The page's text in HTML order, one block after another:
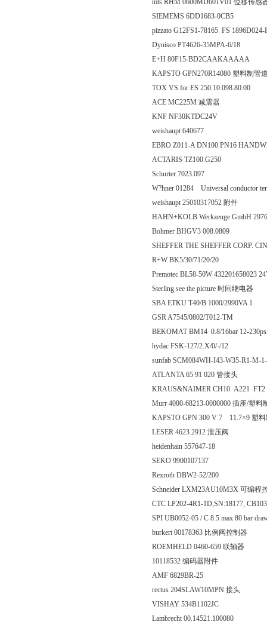
mts RHM 0600MD601V01 位移传感
SIEMEMS 6DD1683-0CB5
pizzato G12FS1-78165 FS
Dynisco PT4626-35MPA-6/18
E+H 80F15-BD2CAAKAAAAA
KAPSTO GPN270R14080 塑料制管
TOX VS for ES 250.10.098.80.00
ACE MC225M 减震器
KNF NF30KTDC24V
weishaupt 640677
EBRO Z011-A DN100 PN16
ACTARIS TZ100.G250
Schurter 7023.097
W?hner 01284 Universal conductor
weishaupt 25010317052 附件
HAHN+KOLB Werkzeuge GmbH
Bohmer BHGV3 008.0809
SHEFFER THE SHEFFER CORP.
R+W BK5/30/71/20/20
Premotec BL58-50W 432201658023
Sterling see the picture 时间继电器
SBA ETKU T40/B 1000/2990VA 1
GSR A7545/0802/T012-TM
BEKOMAT BM14 0.8/16bar 12-
hydac FSK-127/2.X/0/-/12
sunfab SCM084WH-I43-W35-R1-M-
ATLANTA 65 91 020 管接头
KRAUS&NAIMER CH10 A221 FT2
Murr 4000-68213-0000000 插座/塑料
KAPSTO GPN 300 V 7 11.7×9 塑
LESER 4623.2912 泄压阀
heidenhain 557647-18
SEKO 9900107137
Rexroth DBW2-52/200
Schneider LXM23AU10M3X 可编程
CTC LP202-4R1-1D,SN:18177,
SPI UB0052-05 / C 8.5 max 80 bar
burkert 00178363 比例阀控制器
ROEMHELD 0460-659 联轴器
10118532 编码器附件
AMF 6829BR-25
rectus 204SLAW10MPN 接头
VISHAY 534B1102JC
Lambrecht 00.14521.100080